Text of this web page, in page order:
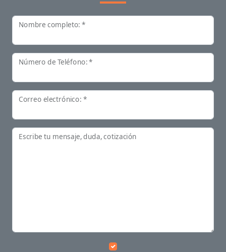
Nombre completo: *
Número de Teléfono: *
Correo electrónico: *
Escribe tu mensaje, duda, cotización